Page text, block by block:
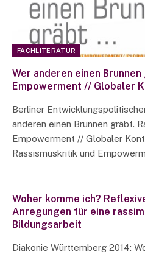
FACHLITERATUR
Wer anderen einen
Empowerment // Globaler
Berliner
anderen einen Brunnen gräbt.
Empowerment // Globaler
Rassismuskritik und
Woher komme ich?
Anregungen für eine
Bildungsarbeit
Diakonie Württemberg 2014: